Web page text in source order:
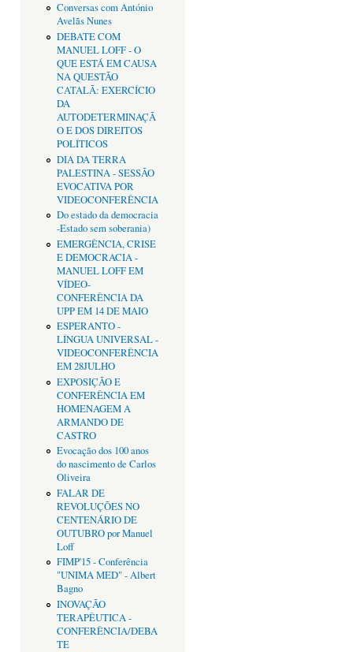
Conversas com António
Avelãs Nunes
DEBATE COM
MANUEL LOFF - O
QUE ESTÁ EM CAUSA
NA QUESTÃO
CATALÃ: EXERCÍCIO
DA
AUTODETERMINAÇÃ
O E DOS DIREITOS
POLÍTICOS
DIA DA TERRA
PALESTINA - SESSÃO
EVOCATIVA POR
VIDEOCONFERÊNCIA
Do estado da democracia
-Estado sem soberania)
EMERGÊNCIA, CRISE
E DEMOCRACIA -
MANUEL LOFF EM
VÍDEO-
CONFERÊNCIA DA
UPP EM 14 DE MAIO
ESPERANTO -
LÍNGUA UNIVERSAL -
VIDEOCONFERÊNCIA
EM 28JULHO
EXPOSIÇÃO E
CONFERÊNCIA EM
HOMENAGEM A
ARMANDO DE
CASTRO
Evocação dos 100 anos
do nascimento de Carlos
Oliveira
FALAR DE
REVOLUÇÕES NO
CENTENÁRIO DE
OUTUBRO por Manuel
Loff
FIMP'15 - Conferência
"UNIMA MED" - Albert
Bagno
INOVAÇÃO
TERAPÊUTICA -
CONFERÊNCIA/DEBA
TE